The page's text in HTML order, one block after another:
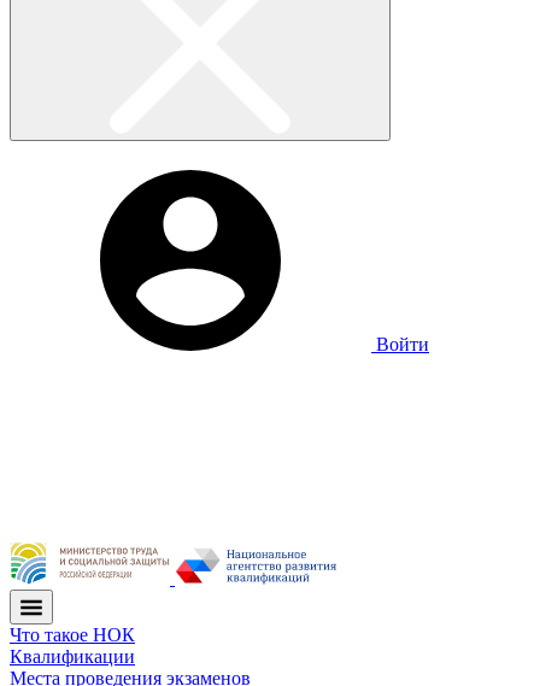
Войти
Что такое НОК
Квалификации
Места проведения экзаменов